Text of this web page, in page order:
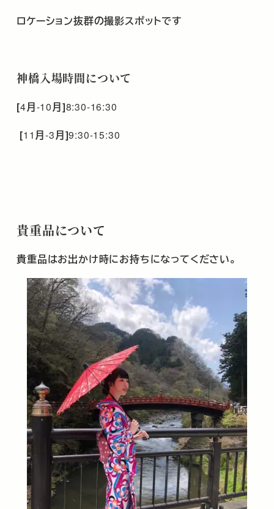
ロケーション抜群の撮影スポットです
神橋入場時間について
[4月-10月]8:30-16:30
[11月-3月]9:30-15:30
貴重品について
貴重品はお出かけ時にお持ちになってください。